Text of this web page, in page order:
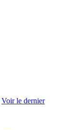
Voir le dernier